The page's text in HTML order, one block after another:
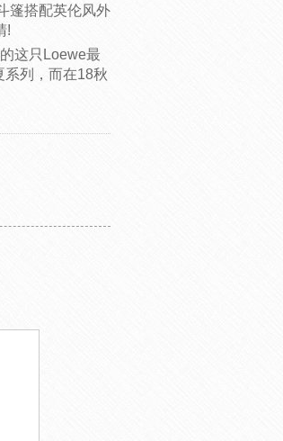
篷搭配英伦风外
!
这只Loewe最
系列，而在18秋